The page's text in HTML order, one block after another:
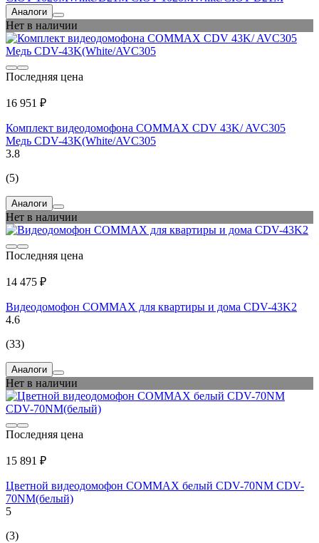
Аналоги
Нет в наличии
Последняя цена
16 951 ₽
Комплект видеодомофона COMMAX CDV 43K/ AVC305
Медь CDV-43K(White/AVC305
3.8
(5)
Аналоги
Нет в наличии
Последняя цена
14 475 ₽
Видеодомофон COMMAX для квартиры и дома CDV-43K2
4.6
(33)
Аналоги
Нет в наличии
Последняя цена
15 891 ₽
Цветной видеодомофон COMMAX белый CDV-70NM CDV-
70NM(белый)
5
(3)